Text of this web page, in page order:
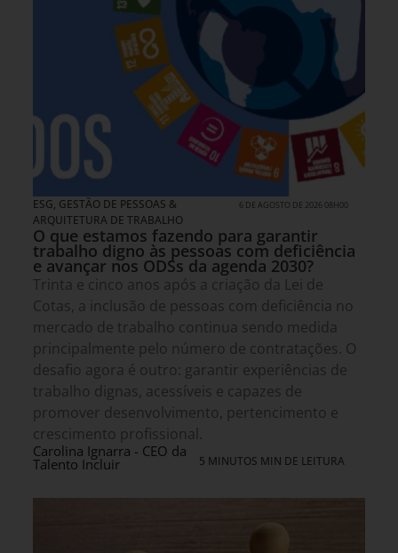
ESG, GESTÃO DE PESSOAS &
ARQUITETURA DE TRABALHO
6 DE AGOSTO DE 2026 08H00
O que estamos fazendo para garantir
trabalho digno às pessoas com deficiência
e avançar nos ODSs da agenda 2030?
Trinta e cinco anos após a criação da Lei de
Cotas, a inclusão de pessoas com deficiência no
mercado de trabalho continua sendo medida
principalmente pelo número de contratações. O
desafio agora é outro: garantir experiências de
trabalho dignas, acessíveis e capazes de
promover desenvolvimento, pertencimento e
crescimento profissional.
Carolina Ignarra - CEO da
Talento Incluir 5 MINUTOS MIN DE LEITURA